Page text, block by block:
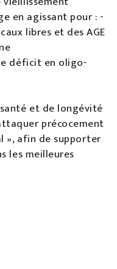
en agissant pour : -
libres et des AGE
déficit en oligo-
et de longévité
précocement
», afin de supporter
les meilleures